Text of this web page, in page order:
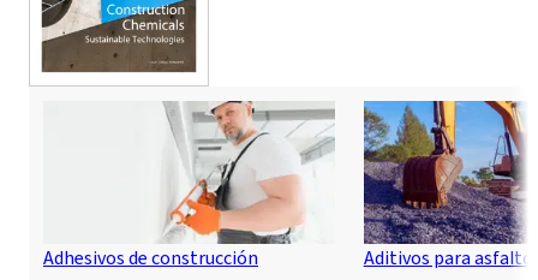
Adhesivos de construcción Aditivos para asfalto